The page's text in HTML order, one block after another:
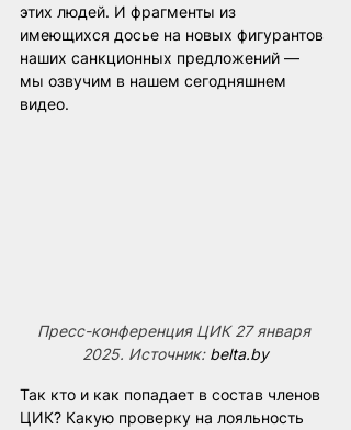
этих людей. И фрагменты из
имеющихся досье на новых фигурантов
наших санкционных предложений —
мы озвучим в нашем сегодняшнем
видео.
Пресс-конференция ЦИК 27 января
2025. Источник: belta.by
Так кто и как попадает в состав членов
ЦИК? Какую проверку на лояльность